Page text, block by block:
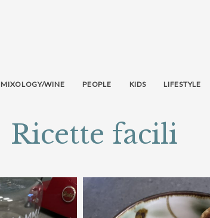
MIXOLOGY/WINE PEOPLE KIDS LIFESTYLE
Ricette facili